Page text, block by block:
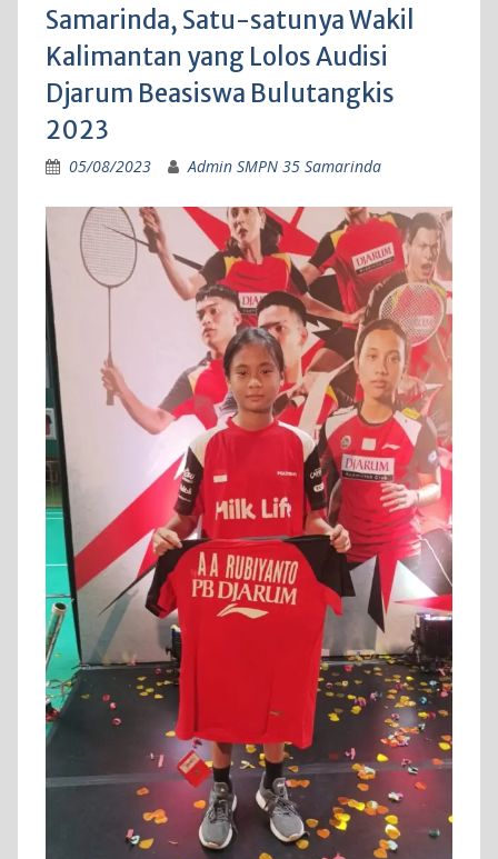
Samarinda, Satu-satunya Wakil
Kalimantan yang Lolos Audisi
Djarum Beasiswa Bulutangkis
2023
05/08/2023 Admin SMPN 35 Samarinda